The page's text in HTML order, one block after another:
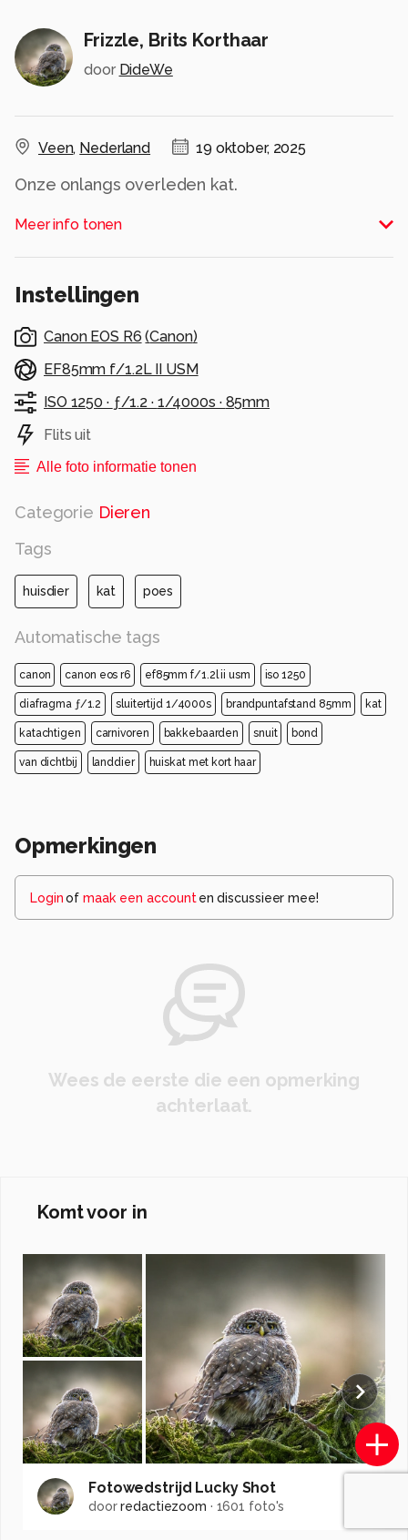
Frizzle, Brits Korthaar
door DideWe
Veen, Nederland 19 oktober, 2025
Onze onlangs overleden kat.
Alle rechten voorbehouden
Meer info tonen
Instellingen
Canon EOS R6 (Canon)
EF85mm f/1.2L II USM
ISO 1250 · ƒ/1.2 · 1/4000s · 85mm
Flits uit
Alle foto informatie tonen
Categorie Dieren
Tags
huisdier kat poes
Automatische tags
canon canon eos r6 ef85mm f/1.2l ii usm iso 1250
diafragma ƒ/1.2 sluitertijd 1/4000s brandpuntafstand 85mm kat
katachtigen carnivoren bakkebaarden snuit bond
van dichtbij landdier huiskat met kort haar
Opmerkingen
Loginof maak een account en discussieer mee!
Wees de eerste die een opmerking
achterlaat.
Komt voor in
Fotowedstrijd Lucky Shot
doorredactiezoom · 1601 foto's